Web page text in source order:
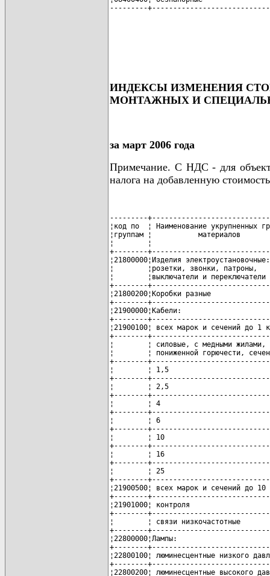
---------
ИНДЕКСЫ ИЗМЕНЕНИЯ
МОНТАЖНЫХ И
за март 2006 года
Примечание. С НДС - для
налога на добавленную
---------
¦код по  ¦ Наименование
¦группам ¦           материалов
¦        ¦
+--------
¦21800000¦Изделия
¦        ¦розетки, звонки,
¦        ¦выключатели и
+--------
¦21800200¦Коробки разные
+--------
¦21900000¦Кабели:
+--------
¦21900100¦ всех марок и сечений до
+--------
¦        ¦ силовые, с медными
¦        ¦ пониженной горючести,
+--------
¦        ¦ 1,5
+--------
¦        ¦ 2,5
+--------
¦        ¦ 4
+--------
¦        ¦ 6
+--------
¦        ¦ 10
+--------
¦        ¦ 16
+--------
¦        ¦ 25
+--------
¦21900500¦ всех марок и сечений до
+--------
¦21901000¦ контроля
+--------
¦        ¦ связи низкочастотные
+--------
¦22800000¦Лампы:
+--------
¦22800100¦ люминесцентные низкого
+--------
¦22800200¦ люминесцентные высокого